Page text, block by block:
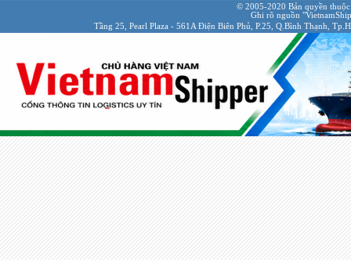
© 2005-2020 Bản quyền
Ghi rõ nguồn
Tầng 25, Pearl Plaza - 561A Điện Biên Phủ, P.25, Q.Bình Thạnh,